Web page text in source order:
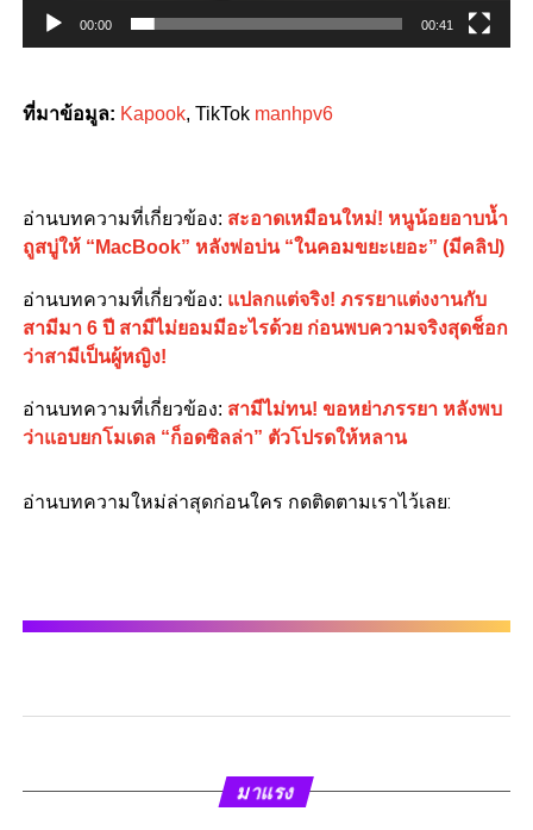
00:00 00:41
ที่มาข้อมูล: Kapook, TikTok manhpv6
อ่านบทความที่เกี่ยวข้อง: สะอาดเหมือนใหม่! หนูน้อยอาบน้ำ
ถูสบู่ให้ “MacBook” หลังพ่อบ่น “ในคอมขยะเยอะ” (มีคลิป)
อ่านบทความที่เกี่ยวข้อง: แปลกแต่จริง! ภรรยาแต่งงานกับ
สามีมา 6 ปี สามีไม่ยอมมีอะไรด้วย ก่อนพบความจริงสุดช็อก
ว่าสามีเป็นผู้หญิง!
อ่านบทความที่เกี่ยวข้อง: สามีไม่ทน! ขอหย่าภรรยา หลังพบ
ว่าแอบยกโมเดล “ก็อดซิลล่า” ตัวโปรดให้หลาน
อ่านบทความใหม่ล่าสุดก่อนใคร กดติดตามเราไว้เลย:
มาแรง